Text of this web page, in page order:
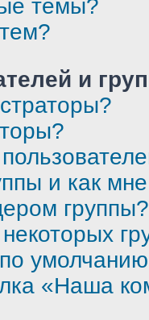
темы?
и
и как
группы?
«Наша